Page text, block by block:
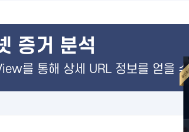
증거 분석
를 통해 상세 URL 정보를 얻을 수